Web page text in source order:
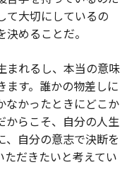
て大切にしているの
めることだ。
まれるし、本当の意味
ます。誰かの物差しに
なかったときにどこか
からこそ、自分の人生
、自分の意志で決断を
ただきたいと考えてい